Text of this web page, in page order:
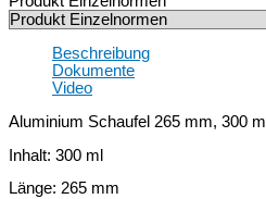
Beschreibung
Dokumente
Video
Aluminium Schaufel 265 mm, 300 ml
Inhalt: 300 ml
Länge: 265 mm